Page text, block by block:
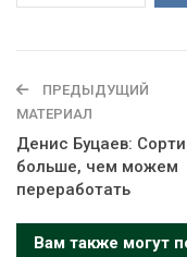
ПРЕДЫДУЩИЙ
МАТЕРИАЛ
Денис Буцаев:
больше, чем можем
переработать
Вам также могут